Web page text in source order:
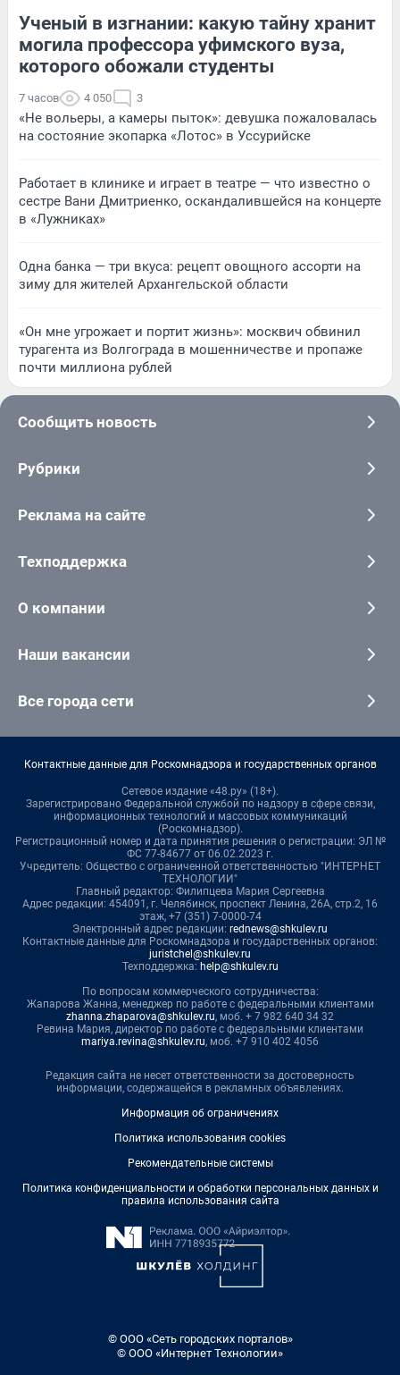
Ученый в изгнании: какую тайну хранит
могила профессора уфимского вуза,
которого обожали студенты
7 часов 4 050 3
«Не вольеры, а камеры пыток»: девушка пожаловалась
на состояние экопарка «Лотос» в Уссурийске
Работает в клинике и играет в театре — что известно о
сестре Вани Дмитриенко, оскандалившейся на концерте
в «Лужниках»
Одна банка — три вкуса: рецепт овощного ассорти на
зиму для жителей Архангельской области
«Он мне угрожает и портит жизнь»: москвич обвинил
турагента из Волгограда в мошенничестве и пропаже
почти миллиона рублей
Сообщить новость
Рубрики
Реклама на сайте
Техподдержка
О компании
Наши вакансии
Все города сети
Контактные данные для Роскомнадзора и государственных органов
Сетевое издание «48.ру» (18+).
Зарегистрировано Федеральной службой по надзору в сфере связи,
информационных технологий и массовых коммуникаций
(Роскомнадзор).
Регистрационный номер и дата принятия решения о регистрации: ЭЛ №
ФС 77-84677 от 06.02.2023 г.
Учредитель: Общество с ограниченной ответственностью "ИНТЕРНЕТ
ТЕХНОЛОГИИ"
Главный редактор: Филипцева Мария Сергеевна
Адрес редакции: 454091, г. Челябинск, проспект Ленина, 26А, стр.2, 16
этаж, +7 (351) 7-0000-74
Электронный адрес редакции: rednews@shkulev.ru
Контактные данные для Роскомнадзора и государственных органов:
juristchel@shkulev.ru
Техподдержка: help@shkulev.ru
По вопросам коммерческого сотрудничества:
Жапарова Жанна, менеджер по работе с федеральными клиентами
zhanna.zhaparova@shkulev.ru, моб. + 7 982 640 34 32
Ревина Мария, директор по работе с федеральными клиентами
mariya.revina@shkulev.ru, моб. +7 910 402 4056
Редакция сайта не несет ответственности за достоверность
информации, содержащейся в рекламных объявлениях.
Информация об ограничениях
Политика использования cookies
Рекомендательные системы
Политика конфиденциальности и обработки персональных данных и
правила использования сайта
© ООО «Сеть городских порталов»
© ООО «Интернет Технологии»